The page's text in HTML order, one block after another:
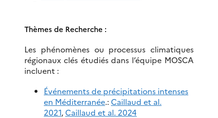
Thèmes de Recherche :
Les phénomènes ou processus climatiques
régionaux clés étudiés dans l’équipe MOSCA
incluent :
Événements de précipitations intenses
en Méditerranée.: Caillaud et al.
2021, Caillaud et al. 2024